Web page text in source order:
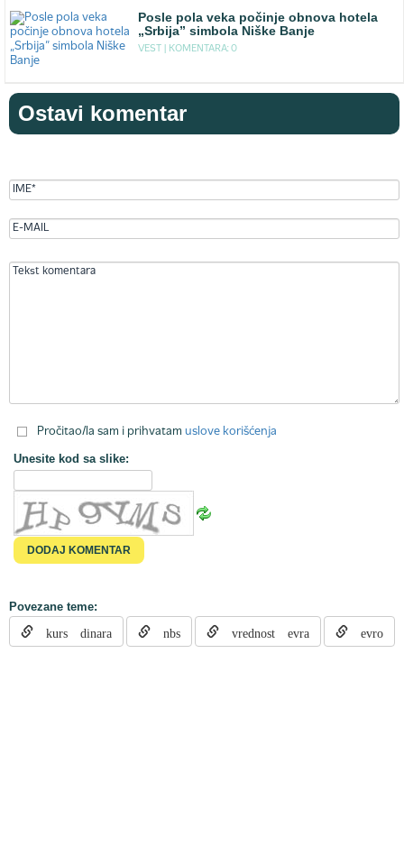
Posle pola veka počinje obnova hotela
„Srbija” simbola Niške Banje
VEST | KOMENTARA: 0
Ostavi komentar
Pročitao/la sam i prihvatam uslove korišćenja
Unesite kod sa slike:
Povezane teme:
kurs dinara nbs vrednost evra evro